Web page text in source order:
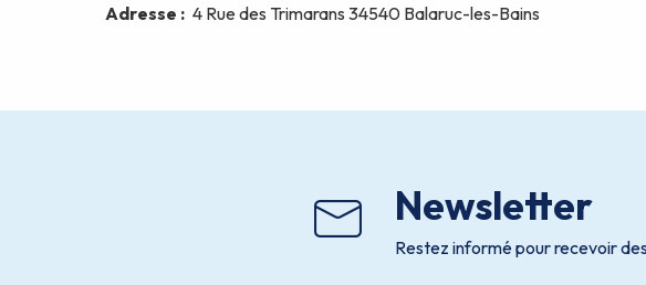
Newsletter
Restez informé pour recevoir